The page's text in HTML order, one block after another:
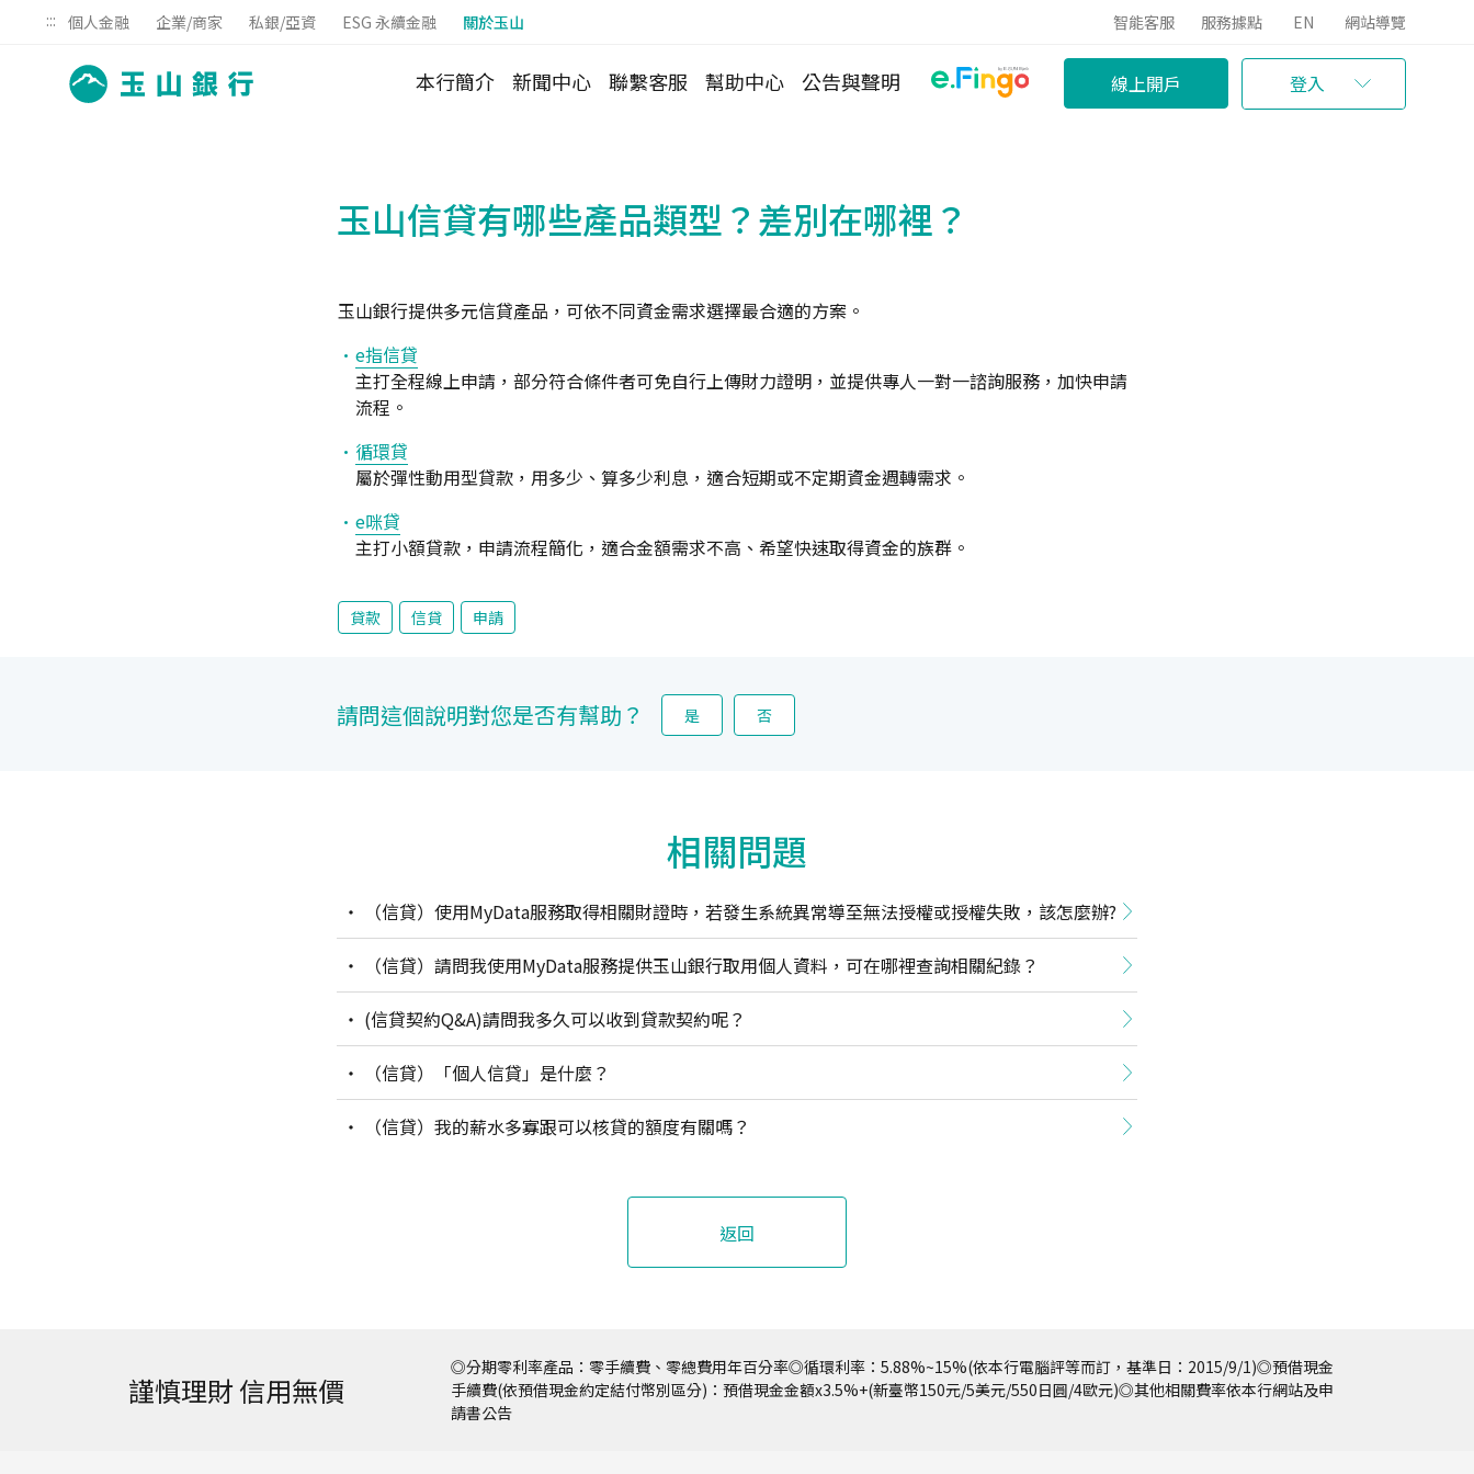
::: 個人金融 企業/商家 私銀/亞資 ESG 永續金融 關於玉山 智能客服 服務據點 EN 網站導覽
本行簡介 新聞中心 聯繫客服 幫助中心 公告與聲明 線上開戶 登入
玉山信貸有哪些產品類型？差別在哪裡？
玉山銀行提供多元信貸產品，可依不同資金需求選擇最合適的方案。
e指信貸
主打全程線上申請，部分符合條件者可免自行上傳財力證明，並提供專人一對一諮詢服務，加快申請
流程。
循環貸
屬於彈性動用型貸款，用多少、算多少利息，適合短期或不定期資金週轉需求。
e咪貸
主打小額貸款，申請流程簡化，適合金額需求不高、希望快速取得資金的族群。
貸款 信貸 申請
請問這個說明對您是否有幫助？ 是 否
相關問題
（信貸）使用MyData服務取得相關財證時，若發生系統異常導至無法授權或授權失敗，該怎麼辦?
（信貸）請問我使用MyData服務提供玉山銀行取用個人資料，可在哪裡查詢相關紀錄？
(信貸契約Q&A)請問我多久可以收到貸款契約呢？
（信貸）「個人信貸」是什麼？
（信貸）我的薪水多寡跟可以核貸的額度有關嗎？
返回
謹慎理財 信用無價
◎分期零利率產品：零手續費、零總費用年百分率◎循環利率：5.88%~15%(依本行電腦評等而訂，基準日：2015/9/1)◎預借現金
手續費(依預借現金約定結付幣別區分)：預借現金金額x3.5%+(新臺幣150元/5美元/550日圓/4歐元)◎其他相關費率依本行網站及申
請書公告